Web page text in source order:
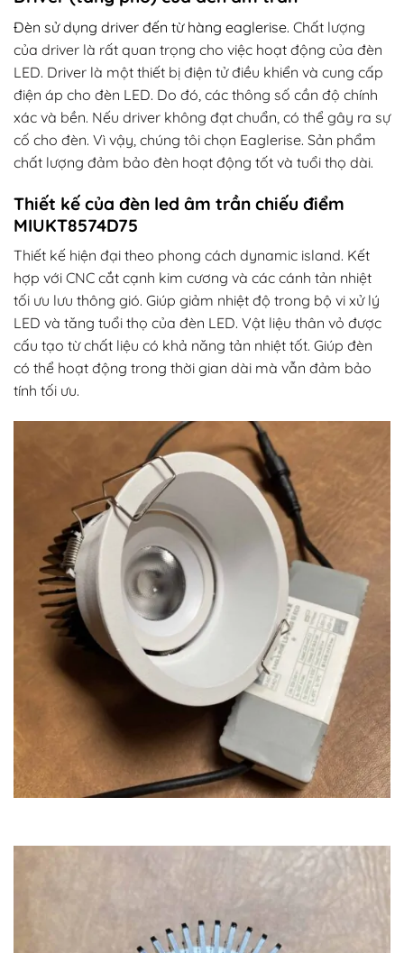
Đèn sử dụng driver đến từ hàng eaglerise. Chất lượng
của driver là rất quan trọng cho việc hoạt động của đèn
LED. Driver là một thiết bị điện tử điều khiển và cung cấp
điện áp cho đèn LED. Do đó, các thông số cần độ chính
xác và bền. Nếu driver không đạt chuẩn, có thể gây ra sự
cố cho đèn. Vì vậy, chúng tôi chọn Eaglerise. Sản phẩm
chất lượng đảm bảo đèn hoạt động tốt và tuổi thọ dài.
Thiết kế của đèn led âm trần chiếu điểm
MIUKT8574D75
Thiết kế hiện đại theo phong cách dynamic island. Kết
hợp với CNC cắt cạnh kim cương và các cánh tản nhiệt
tối ưu lưu thông gió. Giúp giảm nhiệt độ trong bộ vi xử lý
LED và tăng tuổi thọ của đèn LED. Vật liệu thân vỏ được
cấu tạo từ chất liệu có khả năng tản nhiệt tốt. Giúp đèn
có thể hoạt động trong thời gian dài mà vẫn đảm bảo
tính tối ưu.